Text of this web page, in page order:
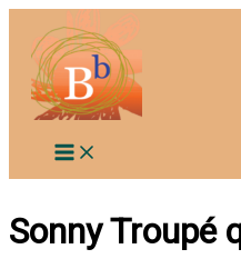
contenu
Sonny Troupé